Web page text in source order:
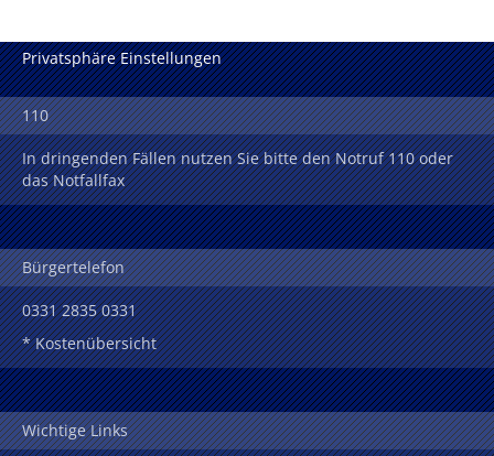
Privatsphäre Einstellungen
110
In dringenden Fällen nutzen Sie bitte den Notruf 110 oder
das Notfallfax
Bürgertelefon
0331 2835 0331
* Kostenübersicht
Wichtige Links